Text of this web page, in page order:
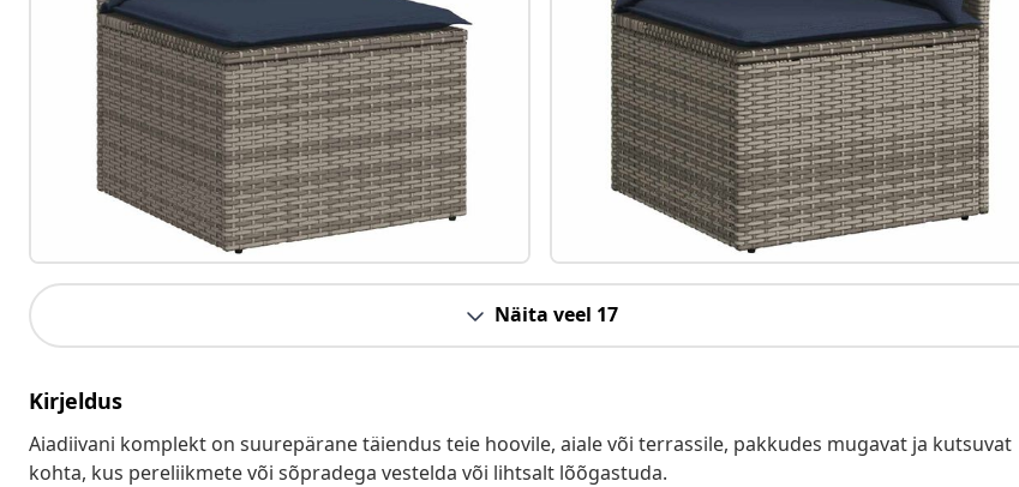
Näita veel 17
Kirjeldus
Aiadiivani komplekt on suurepärane täiendus teie hoovile, aiale või terrassile, pakkudes mugavat ja kutsuvat
kohta, kus pereliikmete või sõpradega vestelda või lihtsalt lõõgastuda.